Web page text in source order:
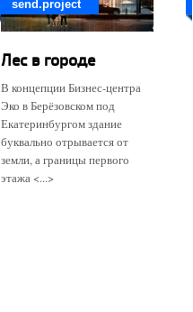
send.project
Лес в городе
В концепции Бизнес-центра
Эко в Берёзовском под
Екатеринбургом здание
буквально отрывается от
земли, а границы первого
этажа <...>